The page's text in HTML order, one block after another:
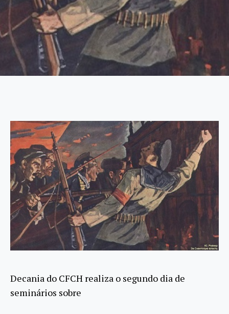
Decania do CFCH realiza o segundo dia de
seminários sobre